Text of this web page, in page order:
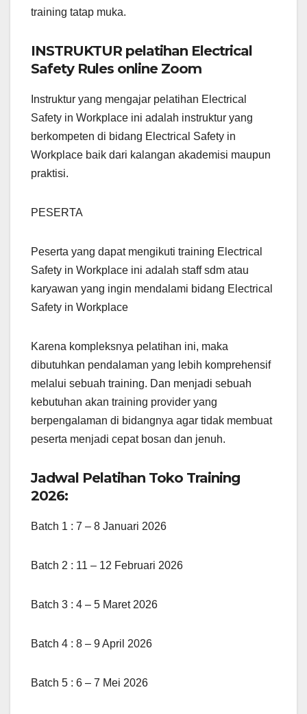
training tatap muka.
INSTRUKTUR pelatihan Electrical
Safety Rules online Zoom
Instruktur yang mengajar pelatihan Electrical
Safety in Workplace ini adalah instruktur yang
berkompeten di bidang Electrical Safety in
Workplace baik dari kalangan akademisi maupun
praktisi.
PESERTA
Peserta yang dapat mengikuti training Electrical
Safety in Workplace ini adalah staff sdm atau
karyawan yang ingin mendalami bidang Electrical
Safety in Workplace
Karena kompleksnya pelatihan ini, maka
dibutuhkan pendalaman yang lebih komprehensif
melalui sebuah training. Dan menjadi sebuah
kebutuhan akan training provider yang
berpengalaman di bidangnya agar tidak membuat
peserta menjadi cepat bosan dan jenuh.
Jadwal Pelatihan Toko Training
2026:
Batch 1 : 7 – 8 Januari 2026
Batch 2 : 11 – 12 Februari 2026
Batch 3 : 4 – 5 Maret 2026
Batch 4 : 8 – 9 April 2026
Batch 5 : 6 – 7 Mei 2026